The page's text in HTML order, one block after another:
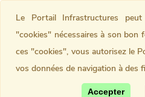
Le Portail Infrastructures
"cookies" nécessaires à son bon
ces "cookies", vous autorisez le
vos données de navigation à des
Accepter